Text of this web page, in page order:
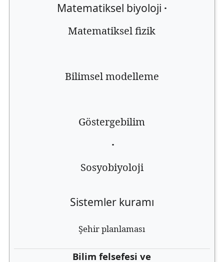
Matematiksel biyoloji ·
Matematiksel fizik
Bilimsel modelleme
Göstergebilim
·
Sosyobiyoloji
Sistemler kuramı
Şehir planlaması
Bilim felsefesi ve